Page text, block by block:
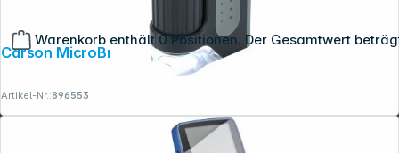
Warenkorb enthält 0 Positionen. Der Gesamtwert
Carson MicroBrite plus
Artikel-Nr.:896553